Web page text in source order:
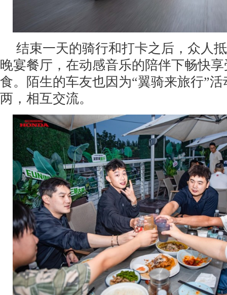
结束一天的骑行和打卡之后，众人
晚宴餐厅，在动感音乐的陪伴下畅快
食。陌生的车友也因为“翼骑来旅行”
两，相互交流。